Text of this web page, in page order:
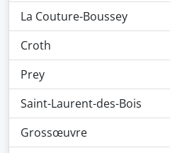
La Couture-Boussey
Croth
Prey
Saint-Laurent-des-Bois
Grossœuvre